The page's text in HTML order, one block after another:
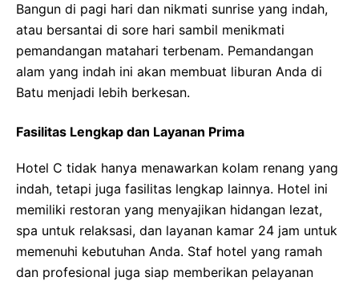
Bangun di pagi hari dan nikmati sunrise yang indah,
atau bersantai di sore hari sambil menikmati
pemandangan matahari terbenam. Pemandangan
alam yang indah ini akan membuat liburan Anda di
Batu menjadi lebih berkesan.
Fasilitas Lengkap dan Layanan Prima
Hotel C tidak hanya menawarkan kolam renang yang
indah, tetapi juga fasilitas lengkap lainnya. Hotel ini
memiliki restoran yang menyajikan hidangan lezat,
spa untuk relaksasi, dan layanan kamar 24 jam untuk
memenuhi kebutuhan Anda. Staf hotel yang ramah
dan profesional juga siap memberikan pelayanan